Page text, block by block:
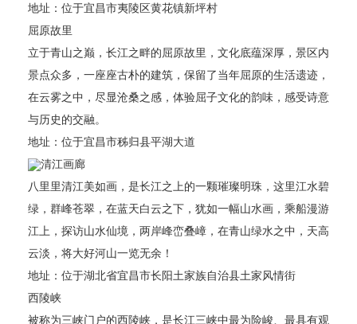
地址：位于宜昌市夷陵区黄花镇新坪村
屈原故里
立于青山之巅，长江之畔的屈原故里，文化底蕴深厚，景区内
景点众多，一座座古朴的建筑，保留了当年屈原的生活遗迹，
在云雾之中，尽显沧桑之感，体验屈子文化的韵味，感受诗意
与历史的交融。
地址：位于宜昌市秭归县平湖大道
清江画廊
八里里清江美如画，是长江之上的一颗璀璨明珠，这里江水碧
绿，群峰苍翠，在蓝天白云之下，犹如一幅山水画，乘船漫游
江上，探访山水仙境，两岸峰峦叠嶂，在青山绿水之中，天高
云淡，将大好河山一览无余！
地址：位于湖北省宜昌市长阳土家族自治县土家风情街
西陵峡
被称为三峡门户的西陵峡，是长江三峡中最为险峻、最具有观